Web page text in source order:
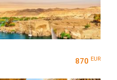
870 EUR